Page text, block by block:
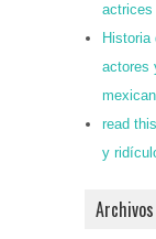
actrices
Historia
actores
read
y
Archivos